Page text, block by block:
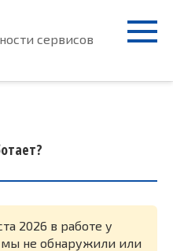
сервисов
2026 в работе у
не обнаружили или